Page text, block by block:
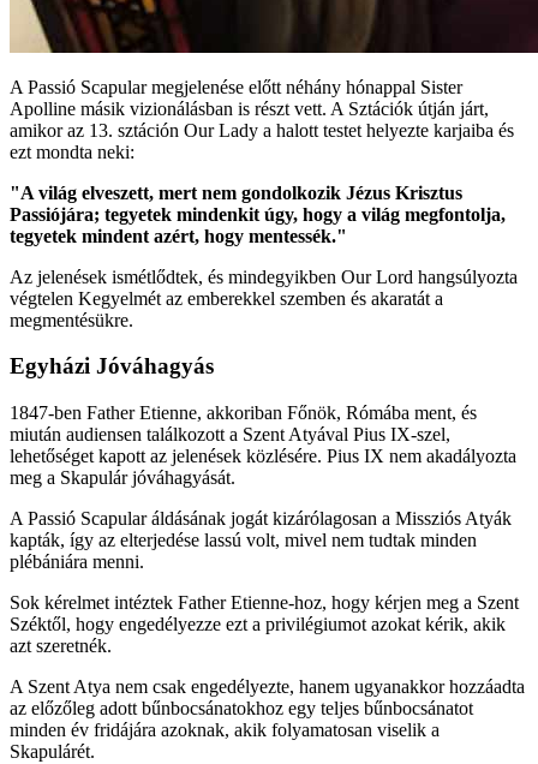
A Passió Scapular megjelenése előtt néhány hónappal Sister
Apolline másik vizionálásban is részt vett. A Sztációk útján járt,
amikor az 13. sztáción Our Lady a halott testet helyezte karjaiba és
ezt mondta neki:
"A világ elveszett, mert nem gondolkozik Jézus Krisztus
Passiójára; tegyetek mindenkit úgy, hogy a világ megfontolja,
tegyetek mindent azért, hogy mentessék."
Az jelenések ismétlődtek, és mindegyikben Our Lord hangsúlyozta
végtelen Kegyelmét az emberekkel szemben és akaratát a
megmentésükre.
Egyházi Jóváhagyás
1847-ben Father Etienne, akkoriban Főnök, Rómába ment, és
miután audiensen találkozott a Szent Atyával Pius IX-szel,
lehetőséget kapott az jelenések közlésére. Pius IX nem akadályozta
meg a Skapulár jóváhagyását.
A Passió Scapular áldásának jogát kizárólagosan a Missziós Atyák
kapták, így az elterjedése lassú volt, mivel nem tudtak minden
plébániára menni.
Sok kérelmet intéztek Father Etienne-hoz, hogy kérjen meg a Szent
Széktől, hogy engedélyezze ezt a privilégiumot azokat kérik, akik
azt szeretnék.
A Szent Atya nem csak engedélyezte, hanem ugyanakkor hozzáadta
az előzőleg adott bűnbocsánatokhoz egy teljes bűnbocsánatot
minden év fridájára azoknak, akik folyamatosan viselik a
Skapulárét.